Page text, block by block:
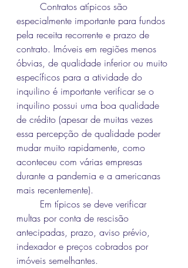
especialmente importante para fundos
pela receita recorrente e prazo de
contrato. Imóveis em regiões menos
óbvias, de qualidade inferior ou muito
específicos para a atividade do
inquilino é importante verificar se o
inquilino possui uma boa qualidade
de crédito (apesar de muitas vezes
essa percepção de qualidade poder
mudar muito rapidamente, como
aconteceu com várias empresas
durante a pandemia e a americanas
mais recentemente).
multas por conta de rescisão
antecipadas, prazo, aviso prévio,
indexador e preços cobrados por
imóveis semelhantes.